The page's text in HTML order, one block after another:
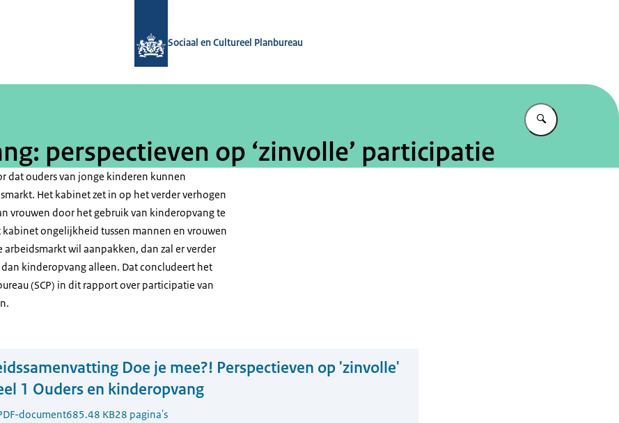
Sociaal en Cultureel Planbureau
Vul in wat u
perspectieven op ‘zinvolle’ participatie
dat ouders van jonge kinderen kunnen
Het kabinet zet in op het verder verhogen
vrouwen door het gebruik van kinderopvang te
kabinet ongelijkheid tussen mannen en vrouwen
wil aanpakken, dan zal er verder
kinderopvang alleen. Dat concludeert het
(SCP) in dit rapport over participatie van
Doe je mee?! Perspectieven op 'zinvolle'
1 Ouders en kinderopvang
document685.48 KB28 pagina's